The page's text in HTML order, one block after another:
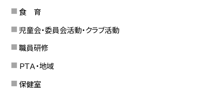
食 育
児童会・委員会活動・クラブ活動
職員研修
ＰＴＡ・地域
保健室